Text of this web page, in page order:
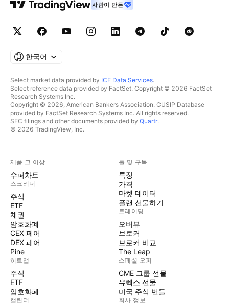
사람이 만든
한국어
Select market data provided by ICE Data Services.
Select reference data provided by FactSet. Copyright © 2026 FactSet
Research Systems Inc.
Copyright © 2026, American Bankers Association. CUSIP Database
provided by FactSet Research Systems Inc. All rights reserved.
SEC filings and other documents provided by Quartr.
© 2026 TradingView, Inc.
제품 그 이상
수퍼차트
스크리너
주식
ETF
채권
암호화폐
CEX 페어
DEX 페어
Pine
히트맵
주식
ETF
암호화폐
캘린더
툴 및 구독
특징
가격
마켓 데이터
플랜 선물하기
트레이딩
오버뷰
브로커
브로커 비교
The Leap
스페셜 오퍼
CME 그룹 선물
유렉스 선물
미국 주식 번들
회사 정보